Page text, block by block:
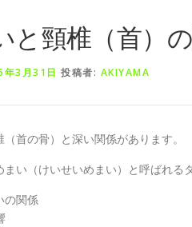
と頸椎（首）
年3月31日 投稿者: AKIYAMA
首の骨）と深い関係があります。
まい（けいせいめまい）と呼ばれる
の関係